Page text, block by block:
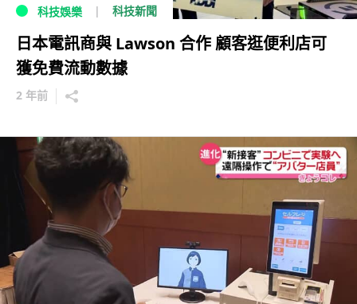
科技娛樂 科技新聞
日本電訊商與 Lawson 合作 顧客逛便利店可
獲免費流動數據
2 年前